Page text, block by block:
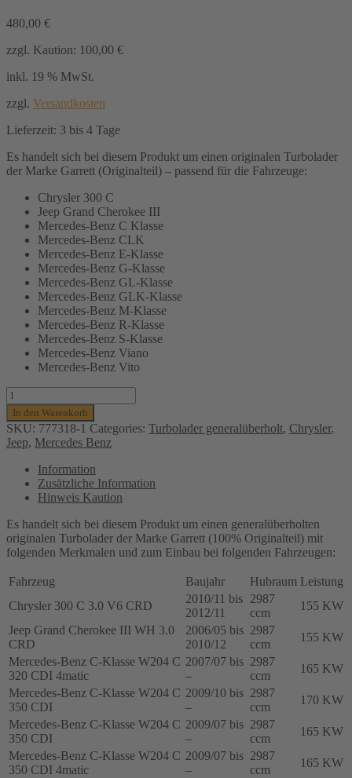
480,00 €
zzgl. Kaution: 100,00 €
inkl. 19 % MwSt.
zzgl. Versandkosten
Lieferzeit: 3 bis 4 Tage
Es handelt sich bei diesem Produkt um einen originalen Turbolader
der Marke Garrett (Originalteil) – passend für die Fahrzeuge:
Chrysler 300 C
Jeep Grand Cherokee III
Mercedes-Benz C Klasse
Mercedes-Benz CLK
Mercedes-Benz E-Klasse
Mercedes-Benz G-Klasse
Mercedes-Benz GL-Klasse
Mercedes-Benz GLK-Klasse
Mercedes-Benz M-Klasse
Mercedes-Benz R-Klasse
Mercedes-Benz S-Klasse
Mercedes-Benz Viano
Mercedes-Benz Vito
TURBOLADER
GARRETT
(GENERALÜBERHOLT)
FÜR
MERCEDES-
BENZ,
CLK-,
E-,
GL-
KLASSE,
3.0L,
320
350
155-
195
KW,
A6420908980,
777318
Menge
In den Warenkorb
SKU: 777318-1 Categories: Turbolader generalüberholt, Chrysler,
Jeep, Mercedes Benz
Information
Zusätzliche Information
Hinweis Kaution
Es handelt sich bei diesem Produkt um einen generalüberholten
originalen Turbolader der Marke Garrett (100% Originalteil) mit
folgenden Merkmalen und zum Einbau bei folgenden Fahrzeugen:
Fahrzeug Baujahr Hubraum Leistung
Chrysler 300 C 3.0 V6 CRD
2010/11 bis
2012/11
2987
ccm
155 KW
Jeep Grand Cherokee III WH 3.0
CRD
2006/05 bis
2010/12
2987
ccm
155 KW
Mercedes-Benz C-Klasse W204 C
320 CDI 4matic
2007/07 bis
–
2987
ccm
165 KW
Mercedes-Benz C-Klasse W204 C
350 CDI
2009/10 bis
–
2987
ccm
170 KW
Mercedes-Benz C-Klasse W204 C
350 CDI
2009/07 bis
–
2987
ccm
165 KW
Mercedes-Benz C-Klasse W204 C
350 CDI 4matic
2009/07 bis
–
2987
ccm
165 KW